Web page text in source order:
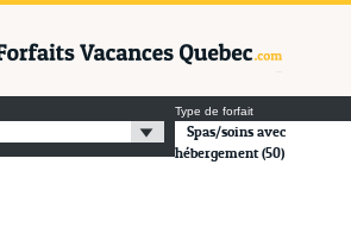
Type de forfait
Spas/soins avec
hébergement (50)